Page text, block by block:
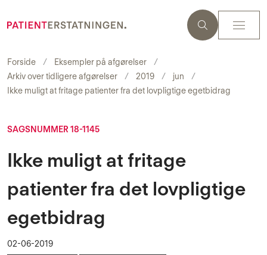
Forside
Eksempler på afgørelser
Arkiv over tidligere afgørelser
2019
jun
Ikke muligt at fritage patienter fra det lovpligtige egetbidrag
SAGSNUMMER 18-1145
Ikke muligt at fritage
patienter fra det lovpligtige
egetbidrag
02-06-2019